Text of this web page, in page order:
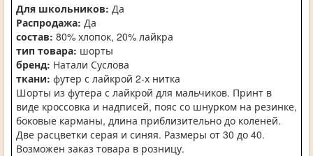
Для школьников: Да
Распродажа: Да
состав: 80% хлопок, 20% лайкра
тип товара: шорты
бренд: Натали Суслова
ткани: футер с лайкрой 2-х нитка
Шорты из футера с лайкрой для мальчиков. Принт в
виде кроссовка и надписей, пояс со шнурком на резинке,
боковые карманы, длина приблизительно до коленей.
Две расцветки серая и синяя. Размеры от 30 до 40.
Возможен заказ товара в розницу.